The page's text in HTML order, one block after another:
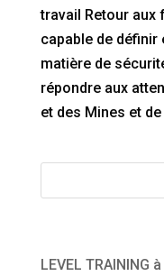
travail Retour
capable de
matière de
répondre aux
et des Mines et
LEVEL TRAINING